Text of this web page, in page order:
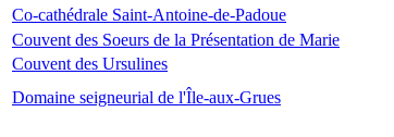
Co-cathédrale Saint-Antoine-de-Padoue
Couvent des Soeurs de la Présentation de Marie
Couvent des Ursulines
Domaine seigneurial de l'Île-aux-Grues